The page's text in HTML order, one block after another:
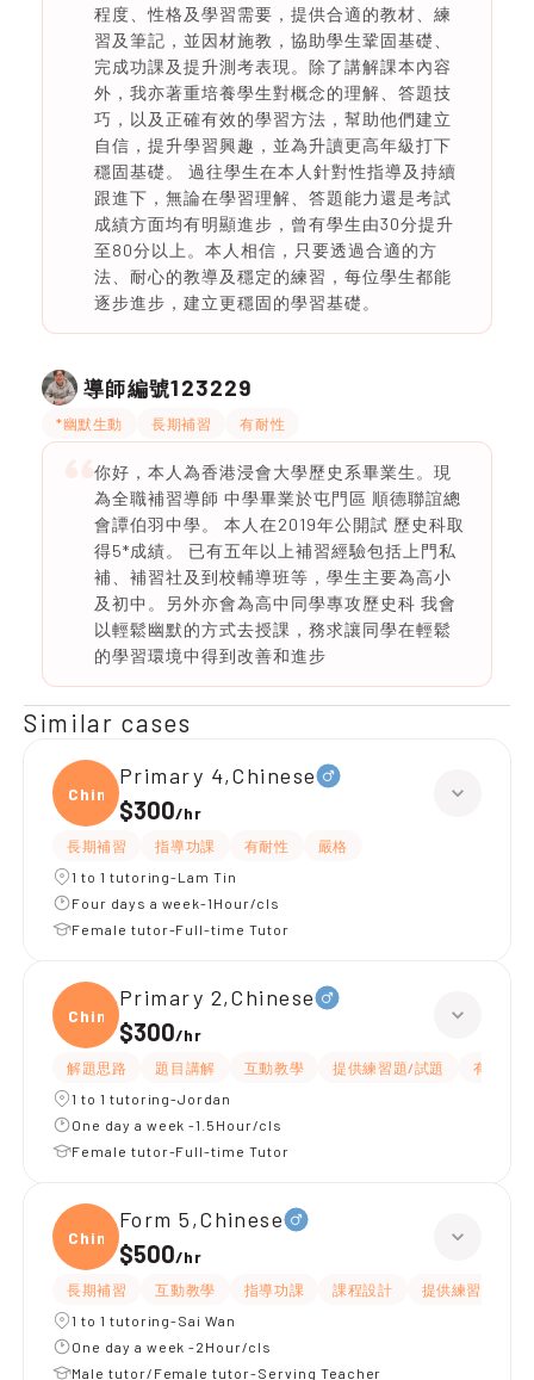
程度、性格及學習需要，提供合適的教材、練
習及筆記，並因材施教，協助學生鞏固基礎、
完成功課及提升測考表現。除了講解課本內容
外，我亦著重培養學生對概念的理解、答題技
巧，以及正確有效的學習方法，幫助他們建立
自信，提升學習興趣，並為升讀更高年級打下
穩固基礎。 過往學生在本人針對性指導及持續
跟進下，無論在學習理解、答題能力還是考試
成績方面均有明顯進步，曾有學生由30分提升
至80分以上。本人相信，只要透過合適的方
法、耐心的教導及穩定的練習，每位學生都能
逐步進步，建立更穩固的學習基礎。
導師編號123229
*幽默生動 長期補習 有耐性
你好，本人為香港浸會大學歷史系畢業生。現
為全職補習導師 中學畢業於屯門區 順德聯誼總
會譚伯羽中學。 本人在2019年公開試 歷史科取
得5*成績。 已有五年以上補習經驗包括上門私
補、補習社及到校輔導班等，學生主要為高小
及初中。另外亦會為高中同學專攻歷史科 我會
以輕鬆幽默的方式去授課，務求讓同學在輕鬆
的學習環境中得到改善和進步
Similar cases
Chine
Primary 4,Chinese
$300/hr
長期補習 指導功課 有耐性
嚴格
1 to 1 tutoring-Lam Tin
Four days a week-1Hour/cls
Female tutor-Full-time Tutor
Chine
Primary 2,Chinese
$300/hr
解題思路 題目講解 互動教學 提供練習題/試題
有愛心
1 to 1 tutoring-Jordan
One day a week -1.5Hour/cls
Female tutor-Full-time Tutor
Chine
Form 5,Chinese
$500/hr
長期補習 互動教學 指導功課 課程設計
提供練習題/試題
1 to 1 tutoring-Sai Wan
One day a week -2Hour/cls
Male tutor/Female tutor-Serving Teacher